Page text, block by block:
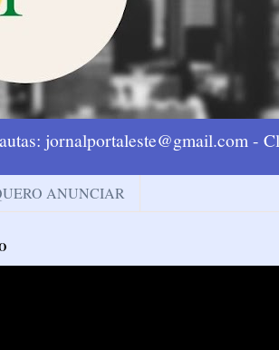
jornalportaleste@gmail.com -
ANUNCIAR